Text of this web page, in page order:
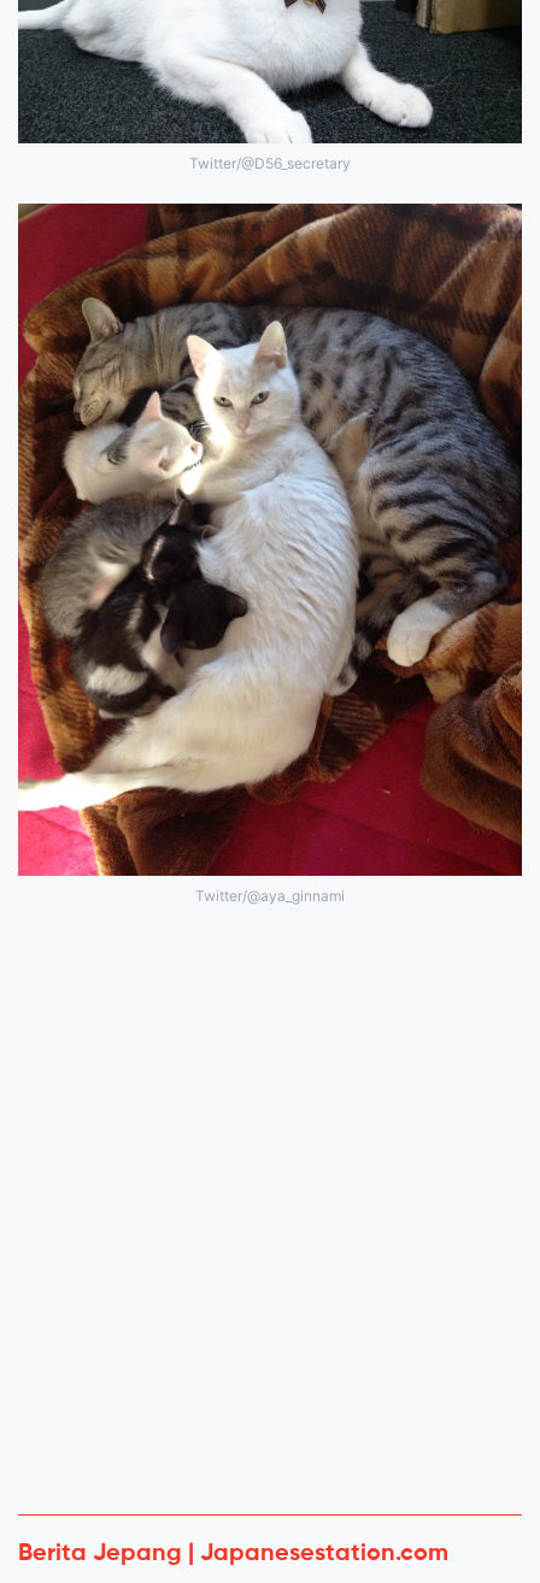
Twitter/@D56_secretary
Twitter/@aya_ginnami
Berita Jepang | Japanesestation.com